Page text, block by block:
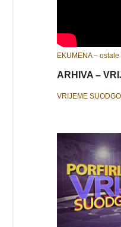
EKUMENA –
ARHIVA –
VRIJEME